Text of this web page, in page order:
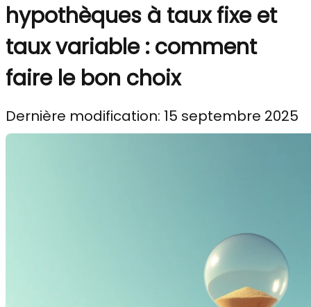
hypothèques à taux fixe et
taux variable : comment
faire le bon choix
Dernière modification: 15 septembre 2025